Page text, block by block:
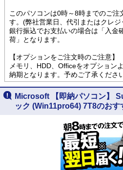
このパソコンは0時～8時までのご注
す。(弊社営業日、代引またはクレ
銀行振込でお支払いの場合は「入金
荷」となります。
【オプションをご注文時のご注意】
メモリ、HDD、Officeをオプション
納期となります。予めご了承ください
Microsoft 【即納パソコン】
ック (Win11pro64) 7T8のおす